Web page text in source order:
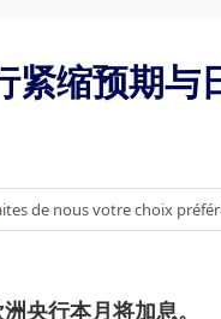
紧缩预期与
de nous votre choix
央行本月将加息。